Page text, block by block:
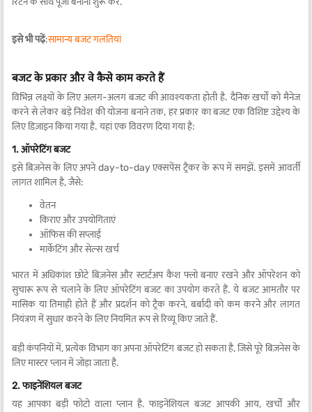
इसे भी पढ़ें:सामान्य बजट गलतियां
बजट के प्रकार और वे कैसे काम करते हैं
विभिन्न लक्ष्यों के लिए अलग-अलग बजट की आवश्यकता होती है. दैनिक खर्चों को मैनेज
करने से लेकर बड़े निवेश की योजना बनाने तक, हर प्रकार का बजट एक विशिष्ट उद्देश्य के
लिए डिज़ाइन किया गया है. यहां एक विवरण दिया गया है:
1. ऑपरेटिंग बजट
इसे बिज़नेस के लिए अपने day-to-day एक्सपेंस ट्रैकर के रूप में समझें. इसमें आवर्ती
लागत शामिल है, जैसे:
वेतन
किराए और उपयोगिताएं
ऑफिस की सप्लाई
मार्केटिंग और सेल्स खर्च
भारत में अधिकांश छोटे बिज़नेस और स्टार्टअप कैश फ्लो बनाए रखने और ऑपरेशन को
सुचारू रूप से चलाने के लिए ऑपरेटिंग बजट का उपयोग करते हैं. ये बजट आमतौर पर
मासिक या तिमाही होते हैं और प्रदर्शन को ट्रैक करने, बर्बादी को कम करने और लागत
नियंत्रण में सुधार करने के लिए नियमित रूप से रिव्यू किए जाते हैं.
बड़ी कंपनियों में, प्रत्येक विभाग का अपना ऑपरेटिंग बजट हो सकता है, जिसे पूरे बिज़नेस के
लिए मास्टर प्लान में जोड़ा जाता है.
2. फाइनेंशियल बजट
यह आपका बड़ी फोटो वाला प्लान है. फाइनेंशियल बजट आपकी आय, खर्चों और